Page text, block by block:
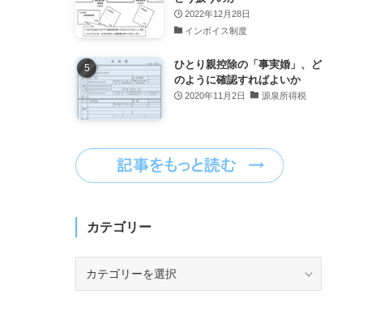
2022年12月28日
インボイス制度
ひとり親控除の「事実婚」、ど
のように確認すればよいか
2020年11月2日 源泉所得税
カテゴリー